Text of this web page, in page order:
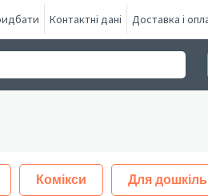
Контактні дані Доставка і
Комікси Для